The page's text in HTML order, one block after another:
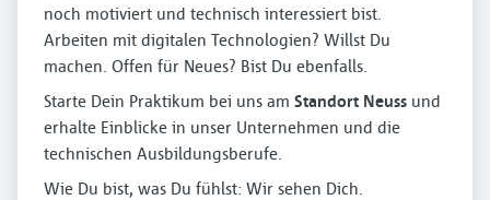
noch motiviert und technisch interessiert bist.
Arbeiten mit digitalen Technologien? Willst Du
machen. Offen für Neues? Bist Du ebenfalls.
Starte Dein Praktikum bei uns am Standort Neuss und
erhalte Einblicke in unser Unternehmen und die
technischen Ausbildungsberufe.
Wie Du bist, was Du fühlst: Wir sehen Dich.